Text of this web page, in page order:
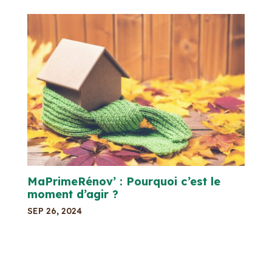
MaPrimeRénov’ : Pourquoi c’est le
moment d’agir ?
SEP 26, 2024